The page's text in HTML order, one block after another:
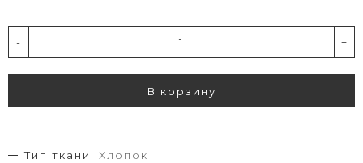
- +
В корзину
Тип ткани: Хлопок